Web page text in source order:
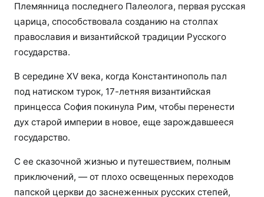
Племянница последнего Палеолога, первая русская
царица, способствовала созданию на столпах
православия и византийской традиции Русского
государства.
В середине XV века, когда Константинополь пал
под натиском турок, 17-летняя византийская
принцесса София покинула Рим, чтобы перенести
дух старой империи в новое, еще зарождавшееся
государство.
С ее сказочной жизнью и путешествием, полным
приключений, — от плохо освещенных переходов
папской церкви до заснеженных русских степей,